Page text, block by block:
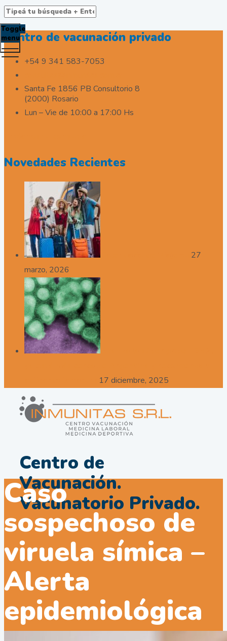
Centro de vacunación privado
+54 9 341 583-7053
Santa Fe 1856 PB Consultorio 8
(2000) Rosario
Lun – Vie de 10:00 a 17:00 Hs
Novedades Recientes
27
marzo, 2026
17 diciembre, 2025
Centro de
Vacunación.
Vacunatorio Privado.
Toggle
menu
Caso
sospechoso de
viruela símica –
Alerta
epidemiológica